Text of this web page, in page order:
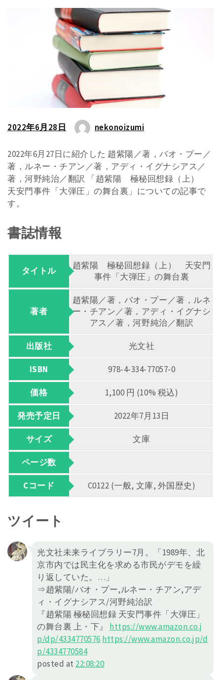
2022年6月28日 nekonoizumi
2022年6月27日に紹介した 趙紫陽／著，バオ・プー／
著，ルネー・チアン／著，アディ・イグナシアス／
著，河野純治／翻訳 「趙紫陽 極秘回想録（上）
天安門事件「大弾圧」の舞台裏」についての記事で
す。
書誌情報
タイトル
趙紫陽 極秘回想録（上） 天安門
事件「大弾圧」の舞台裏
著者
趙紫陽／著，バオ・プー／著，ルネ
ー・チアン／著，アディ・イグナシ
アス／著，河野純治／翻訳
出版社 光文社
ISBN 978-4-334-77057-0
価格 1,100 円 (10% 税込)
発売予定日 2022年7月13日
サイズ 文庫
ページ数
Cコード C0122 (一般, 文庫, 外国歴史)
ツイート
光文社未来ライブラリー7月。「1989年、北
京市内では民主化を求める市民がデモを繰
り返していた。…」
⇒趙紫陽/バオ・プー,ルネー・チアン,アデ
ィ・イグナシアス/河野純治訳
『趙紫陽 極秘回想録 天安門事件「大弾圧」
の舞台裏 上・下』 https://www.amazon.co.j
p/dp/4334770576 https://www.amazon.co.jp/d
p/4334770584
posted at 22:08:20